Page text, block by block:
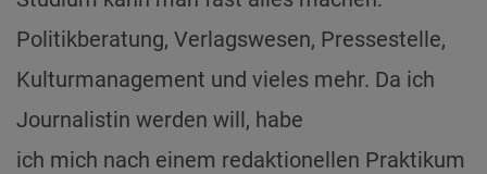
Politikberatung, Verlagswesen, Pressestelle,
Kulturmanagement und vieles mehr. Da ich
Journalistin werden will, habe
ich mich nach einem redaktionellen Praktikum